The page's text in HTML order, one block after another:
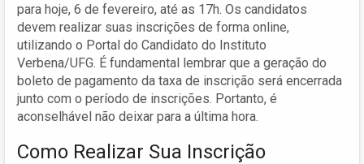
para hoje, 6 de fevereiro, até as 17h. Os candidatos
devem realizar suas inscrições de forma online,
utilizando o Portal do Candidato do Instituto
Verbena/UFG. É fundamental lembrar que a geração do
boleto de pagamento da taxa de inscrição será encerrada
junto com o período de inscrições. Portanto, é
aconselhável não deixar para a última hora.
Como Realizar Sua Inscrição